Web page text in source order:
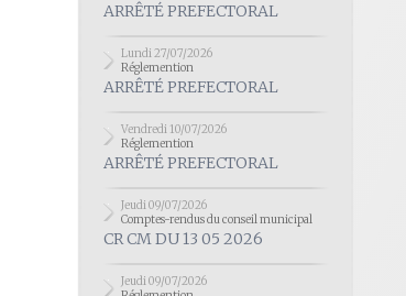
ARRÊTÉ PREFECTORAL
Lundi 27/07/2026
Réglemention
ARRÊTÉ PREFECTORAL
Vendredi 10/07/2026
Réglemention
ARRÊTÉ PREFECTORAL
Jeudi 09/07/2026
Comptes-rendus du conseil municipal
CR CM DU 13 05 2026
Jeudi 09/07/2026